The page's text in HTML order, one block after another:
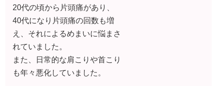
☆当院の施術により、その症状はどのように（変化し
て）良くなりましたか？
最初の施術の日に、まず良く眠れたことにびっくりし
ました。頭痛の回数は通っていくうちに減って、めま
いに悩まされることはほぼなくなりました。